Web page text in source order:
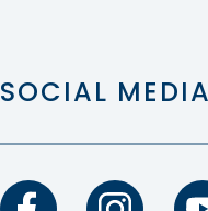
SOCIAL